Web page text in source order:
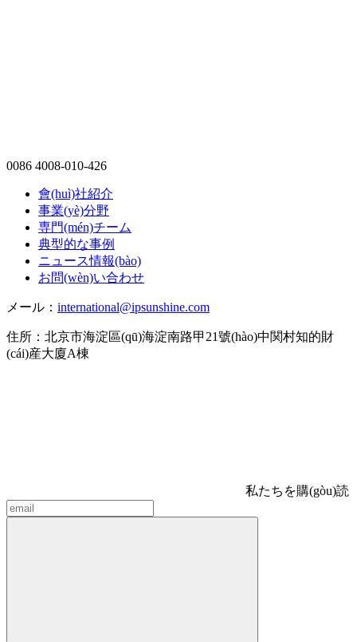
0086 4008-010-426
會(huì)社紹介
事業(yè)分野
専門(mén)チーム
典型的な事例
ニュース情報(bào)
お問(wèn)い合わせ
メール： international@ipsunshine.com
住所：北京市海淀區(qū)海淀南路甲21號(hào)中関村知的財
(cái)産大廈A棟
私たちを購(gòu)読